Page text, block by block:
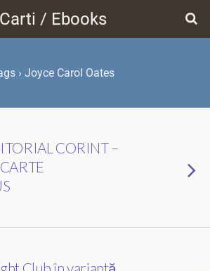
Carti / Ebooks
› Joyce Carol Oates
CORINT –